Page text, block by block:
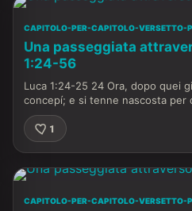
CAPITOLO-PER-CAPITOLO-VERSETTO-
Una passeggiata
1:24-56
Luca 1:24-25 24 Ora, dopo quei
concepí; e si tenne nascosta per
1
CAPITOLO-PER-CAPITOLO-VERSETTO-